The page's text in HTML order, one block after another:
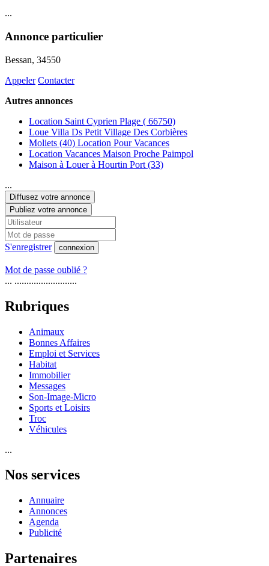
...
Annonce particulier
Bessan, 34550
Appeler Contacter
Autres annonces
Location Saint Cyprien Plage ( 66750)
Loue Villa Ds Petit Village Des Corbières
Moliets (40) Location Pour Vacances
Location Vacances Maison Proche Paimpol
Maison à Louer à Hourtin Port (33)
...
Diffusez votre annonce
Publiez votre annonce
S'enregistrer connexion
Mot de passe oublié ?
... ..........................
Rubriques
Animaux
Bonnes Affaires
Emploi et Services
Habitat
Immobilier
Messages
Son-Image-Micro
Sports et Loisirs
Troc
Véhicules
...
Nos services
Annuaire
Annonces
Agenda
Publicité
Partenaires